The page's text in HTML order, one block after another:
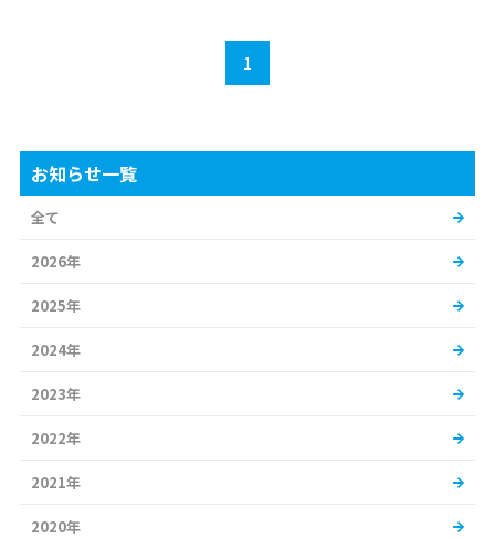
1
お知らせ一覧
全て
2026年
2025年
2024年
2023年
2022年
2021年
2020年